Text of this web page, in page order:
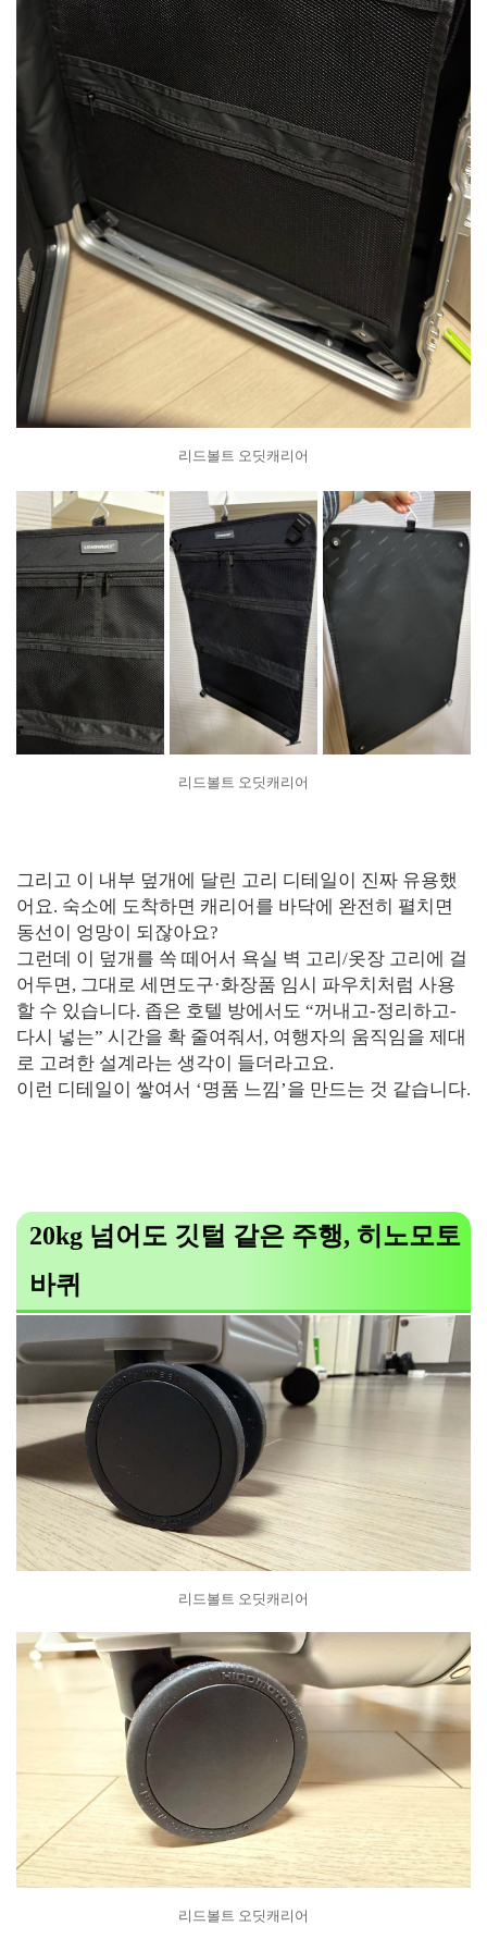
리드볼트 오딧캐리어
리드볼트 오딧캐리어
그리고 이 내부 덮개에 달린 고리 디테일이 진짜 유용했
어요. 숙소에 도착하면 캐리어를 바닥에 완전히 펼치면
동선이 엉망이 되잖아요?
그런데 이 덮개를 쏙 떼어서 욕실 벽 고리/옷장 고리에 걸
어두면, 그대로 세면도구·화장품 임시 파우치처럼 사용
할 수 있습니다. 좁은 호텔 방에서도 “꺼내고-정리하고-
다시 넣는” 시간을 확 줄여줘서, 여행자의 움직임을 제대
로 고려한 설계라는 생각이 들더라고요.
이런 디테일이 쌓여서 ‘명품 느낌’을 만드는 것 같습니다.
20kg 넘어도 깃털 같은 주행, 히노모토
바퀴
리드볼트 오딧캐리어
리드볼트 오딧캐리어